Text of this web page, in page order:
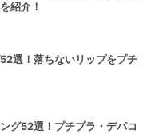
紹介！
選！落ちないリップをプチ
グ52選！プチプラ・デパコ